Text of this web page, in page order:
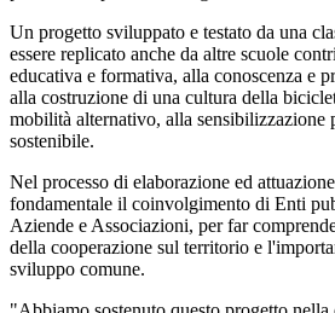
Un progetto sviluppato e testato da una
essere replicato anche da altre scuole
educativa e formativa, alla conoscenza e
alla costruzione di una cultura della
mobilità alternativo, alla sensibilizzazione
sostenibile.
Nel processo di elaborazione ed
fondamentale il coinvolgimento di Enti
Aziende e Associazioni, per far
della cooperazione sul territorio e
sviluppo comune.